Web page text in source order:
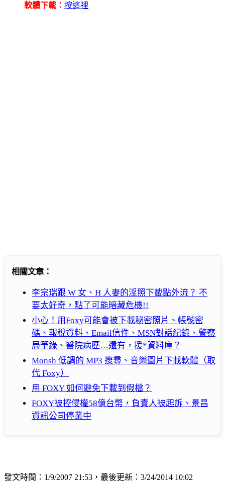
軟體下載： 按這裡
相關文章：
李宗瑞跟 W 女、H 人妻的淫照下載點外流？ 不
要太好奇，點了可能暗藏危機!!
小心！用Foxy可能會被下載秘密照片、帳號密
碼、報稅資料、Email信件、MSN對話紀錄、警察
局筆錄、醫院病歷…還有，援*資料庫？
Monsh 低調的 MP3 搜尋、音樂圖片下載軟體（取
代 Foxy）
用 FOXY 如何避免下載到假檔？
FOXY被控侵權58億台幣，負責人被起訴、景昌
資訊公司停業中
發文時間：1/9/2007 21:53，最後更新：3/24/2014 10:02